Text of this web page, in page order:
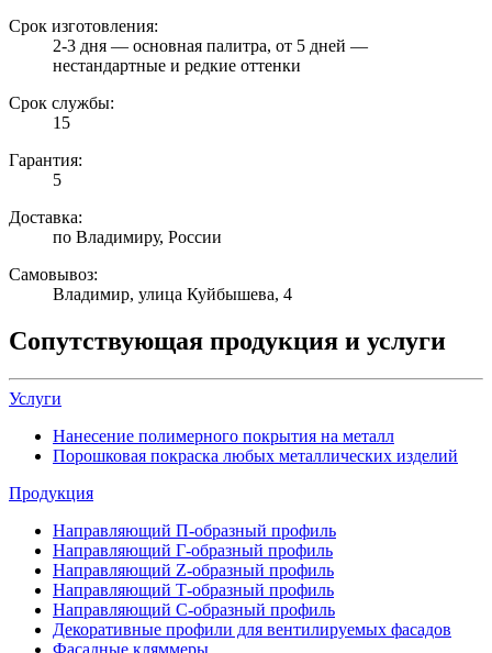
Срок изготовления:
2-3 дня — основная палитра, от 5 дней —
нестандартные и редкие оттенки
Срок службы:
15
Гарантия:
5
Доставка:
по Владимиру, России
Самовывоз:
Владимир, улица Куйбышева, 4
Сопутствующая продукция и услуги
Услуги
Нанесение полимерного покрытия на металл
Порошковая покраска любых металлических изделий
Продукция
Направляющий П-образный профиль
Направляющий Г-образный профиль
Направляющий Z-образный профиль
Направляющий Т-образный профиль
Направляющий С-образный профиль
Декоративные профили для вентилируемых фасадов
Фасадные кляммеры